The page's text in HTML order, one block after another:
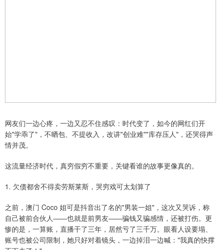
网友们一边心疼，一边又忍不住感叹：时代变了，如今的网红们开
始"学乖了"，不晒包、不提收入，改讲"创业难""库存压人"，还哭得声
情并茂。
这流量经济时代，真穷假穷不重要，关键看谁的故事更像真的。
1. 欠债都舍不得卖劳斯莱斯，哭穷戏可太划算了
之前，澳门 Coco 姐可是抖音出了名的"男装一姐"，这次又哭诉，称
自己被前合伙人——也就是前男友——骗钱又骗感情，还被打伤。更
惨的是，一算账，直播干了三年，居然亏了三千万。眼看人设要塌、
账号也被公司限制，她只好对着镜头，一边掉泪一边喊："我真的快撑